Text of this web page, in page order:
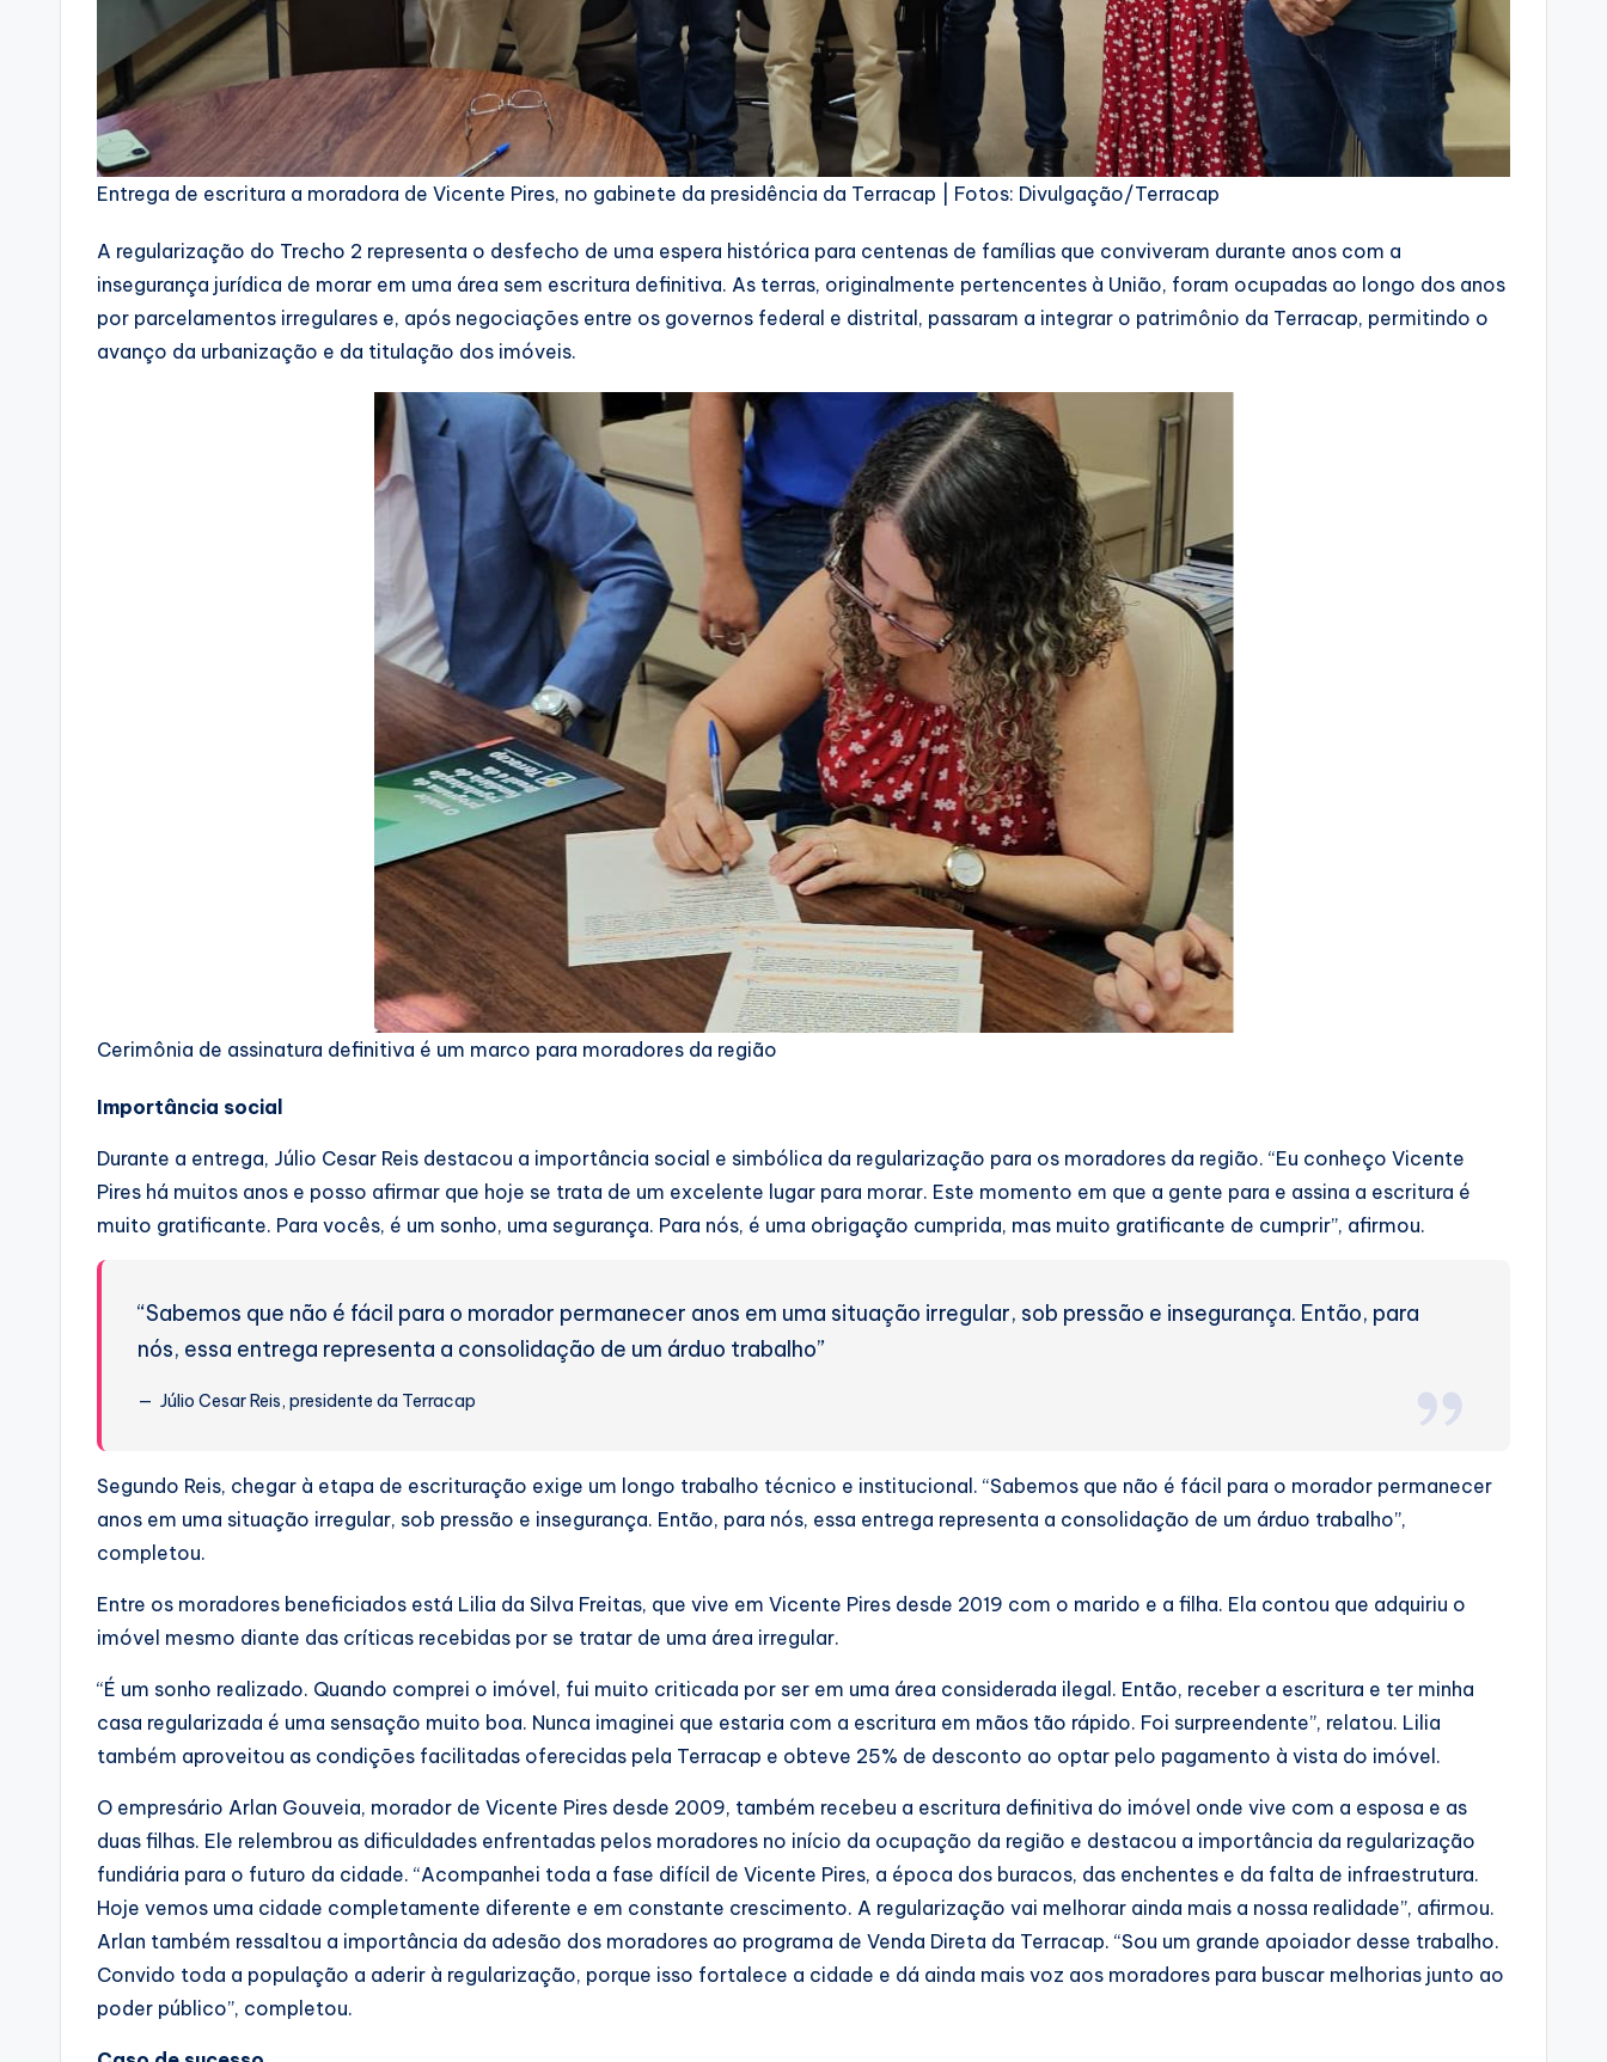
Entrega de escritura a moradora de Vicente Pires, no gabinete da presidência da Terracap | Fotos: Divulgação/Terracap
A regularização do Trecho 2 representa o desfecho de uma espera histórica para centenas de famílias que conviveram durante anos com a
insegurança jurídica de morar em uma área sem escritura definitiva. As terras, originalmente pertencentes à União, foram ocupadas ao longo dos anos
por parcelamentos irregulares e, após negociações entre os governos federal e distrital, passaram a integrar o patrimônio da Terracap, permitindo o
avanço da urbanização e da titulação dos imóveis.
Cerimônia de assinatura definitiva é um marco para moradores da região
Importância social
Durante a entrega, Júlio Cesar Reis destacou a importância social e simbólica da regularização para os moradores da região. “Eu conheço Vicente
Pires há muitos anos e posso afirmar que hoje se trata de um excelente lugar para morar. Este momento em que a gente para e assina a escritura é
muito gratificante. Para vocês, é um sonho, uma segurança. Para nós, é uma obrigação cumprida, mas muito gratificante de cumprir”, afirmou.
“Sabemos que não é fácil para o morador permanecer anos em uma situação irregular, sob pressão e insegurança. Então, para
nós, essa entrega representa a consolidação de um árduo trabalho”
Júlio Cesar Reis, presidente da Terracap
Segundo Reis, chegar à etapa de escrituração exige um longo trabalho técnico e institucional. “Sabemos que não é fácil para o morador permanecer
anos em uma situação irregular, sob pressão e insegurança. Então, para nós, essa entrega representa a consolidação de um árduo trabalho”,
completou.
Entre os moradores beneficiados está Lilia da Silva Freitas, que vive em Vicente Pires desde 2019 com o marido e a filha. Ela contou que adquiriu o
imóvel mesmo diante das críticas recebidas por se tratar de uma área irregular.
“É um sonho realizado. Quando comprei o imóvel, fui muito criticada por ser em uma área considerada ilegal. Então, receber a escritura e ter minha
casa regularizada é uma sensação muito boa. Nunca imaginei que estaria com a escritura em mãos tão rápido. Foi surpreendente”, relatou. Lilia
também aproveitou as condições facilitadas oferecidas pela Terracap e obteve 25% de desconto ao optar pelo pagamento à vista do imóvel.
O empresário Arlan Gouveia, morador de Vicente Pires desde 2009, também recebeu a escritura definitiva do imóvel onde vive com a esposa e as
duas filhas. Ele relembrou as dificuldades enfrentadas pelos moradores no início da ocupação da região e destacou a importância da regularização
fundiária para o futuro da cidade. “Acompanhei toda a fase difícil de Vicente Pires, a época dos buracos, das enchentes e da falta de infraestrutura.
Hoje vemos uma cidade completamente diferente e em constante crescimento. A regularização vai melhorar ainda mais a nossa realidade”, afirmou.
Arlan também ressaltou a importância da adesão dos moradores ao programa de Venda Direta da Terracap. “Sou um grande apoiador desse trabalho.
Convido toda a população a aderir à regularização, porque isso fortalece a cidade e dá ainda mais voz aos moradores para buscar melhorias junto ao
poder público”, completou.